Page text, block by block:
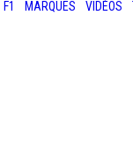
F1 MARQUES VIDÉOS